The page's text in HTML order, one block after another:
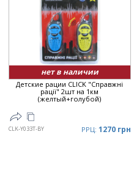
▼
Цена ▲
▼
нет в наличии
Детские рации CLICK "Справжні
рації" 2шт на 1км
(желтый+голубой)
CLK-Y033T-BY РРЦ: 1270 грн